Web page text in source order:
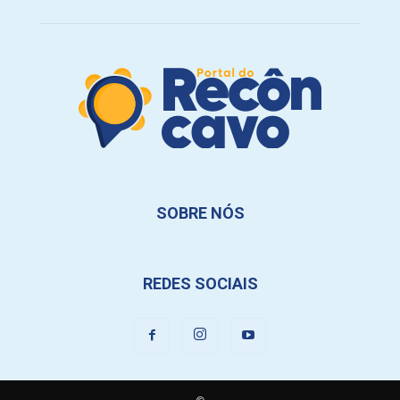
SOBRE NÓS
REDES SOCIAIS